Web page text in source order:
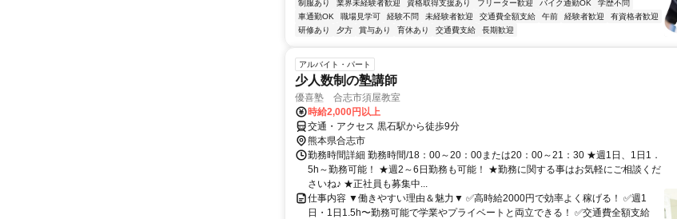
制服あり 業界未経験者歓迎 資格取得支援あり フリーター歓迎 バイク通勤OK
学歴不問
車通勤OK
職場見学可 経験不問 未経験者歓迎 交通費全額支給 午前 経験者歓迎
有資格者歓迎
研修あり
夕方 賞与あり 育休あり 交通費支給 長期歓迎
アルバイト・パート
少人数制の塾講師
優喜塾 合志市須屋教室
時給2,000円以上
交通・アクセス 黒石駅から徒歩9分
熊本県合志市
勤務時間詳細 勤務時間/18：00～20：00または20：00～21：30 ★週1日、1日1．
5h～勤務可能！ ★週2～6日勤務も可能！ ★勤務に関する事はお気軽にご相談くだ
さいね♪ ★正社員も募集中...
仕事内容 ▼働きやすい理由＆魅力▼ ✅高時給2000円で効率よく稼げる！ ✅週1
日・1日1.5h〜勤務可能で学業やプライベートと両立できる！ ✅交通費全額支給